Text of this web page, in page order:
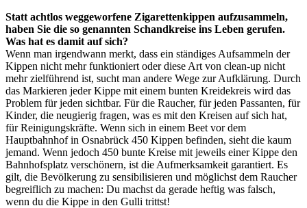
Statt achtlos weggeworfene Zigarettenkippen aufzusammeln,
haben Sie die so genannten Schandkreise ins Leben gerufen.
Was hat es damit auf sich?
Wenn man irgendwann merkt, dass ein ständiges Aufsammeln der
Kippen nicht mehr funktioniert oder diese Art von clean-up nicht
mehr zielführend ist, sucht man andere Wege zur Aufklärung. Durch
das Markieren jeder Kippe mit einem bunten Kreidekreis wird das
Problem für jeden sichtbar. Für die Raucher, für jeden Passanten, für
Kinder, die neugierig fragen, was es mit den Kreisen auf sich hat,
für Reinigungskräfte. Wenn sich in einem Beet vor dem
Hauptbahnhof in Osnabrück 450 Kippen befinden, sieht die kaum
jemand. Wenn jedoch 450 bunte Kreise mit jeweils einer Kippe den
Bahnhofsplatz verschönern, ist die Aufmerksamkeit garantiert. Es
gilt, die Bevölkerung zu sensibilisieren und möglichst dem Raucher
begreiflich zu machen: Du machst da gerade heftig was falsch,
wenn du die Kippe in den Gulli trittst!